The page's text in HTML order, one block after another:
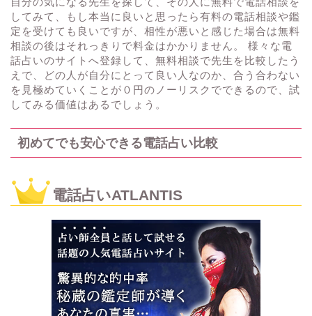
してみて、もし本当に良いと思ったら有料の電話相談や鑑
定を受けても良いですが、相性が悪いと感じた場合は無料
相談の後はそれっきりで料金はかかりません。 様々な電
話占いのサイトへ登録して、無料相談で先生を比較したう
えで、どの人が自分にとって良い人なのか、合う合わない
を見極めていくことが０円のノーリスクでできるので、試
してみる価値はあるでしょう。
初めてでも安心できる電話占い比較
電話占いATLANTIS